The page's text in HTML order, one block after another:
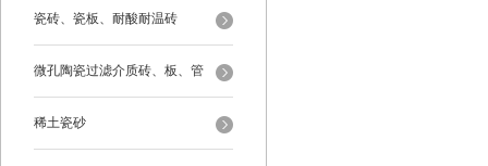
瓷砖、瓷板、耐酸耐温砖
微孔陶瓷过滤介质砖、板、管
稀土瓷砂